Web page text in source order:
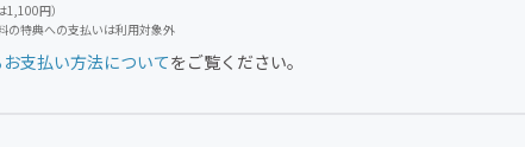
円）
特典への支払いは利用対象外
支払い方法についてをご覧ください。